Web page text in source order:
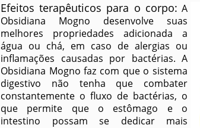
Efeitos terapêuticos para o corpo: A
Obsidiana Mogno desenvolve suas
melhores propriedades adicionada a
água ou chá, em caso de alergias ou
inflamações causadas por bactérias. A
Obsidiana Mogno faz com que o sistema
digestivo não tenha que combater
constantemente o fluxo de bactérias, o
que permite que o estômago e o
intestino possam se dedicar mais